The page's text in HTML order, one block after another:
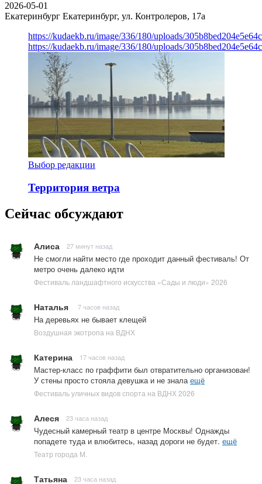
2026-05-01
Екатеринбург Екатеринбург, ул. Контролеров, 17а
https://kudaekb.ru/image/336/180/uploads/
https://kudaekb.ru/image/336/180/uploads/
Выбор редакции
Территория ветра
Сейчас обсуждают
Алиса 27 минут назад
Не смогли найти место где проходит данный фестиваль! От
метро очень далеко идти
Фестиваль ландшафтного искусства «Сады и люди» 2026
Наталья 7 часов назад
На деревьях не бывает клещей
Воздушная экотропа на ВДНХ
Катерина 17 часов назад
Мастер-класс по граффити был отвратительно организован!
У стены просто стояла девушка и не зналаещё
Фестиваль уличных видов спорта на ВДНХ 2026
Алеся 23 часа назад
Чудесный камерный театр в центре Москвы! Однажды
попадете туда и влюбитесь, назад дороги не будет. ещё
Театр города М.
Татьяна 23 часа назад